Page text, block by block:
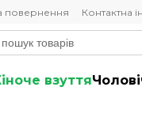
повернення Контактна
взуття